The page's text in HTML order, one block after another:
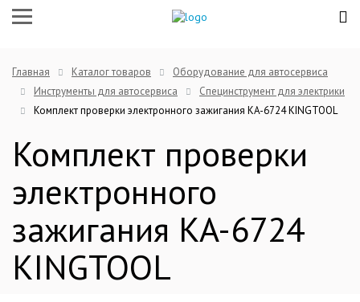
Главная Каталог товаров
Оборудование для автосервиса
Инструменты для автосервиса
Специнструмент для электрики
Комплект проверки электронного зажигания KA-6724 KINGTOOL
Комплект проверки
электронного
зажигания KA-6724
KINGTOOL